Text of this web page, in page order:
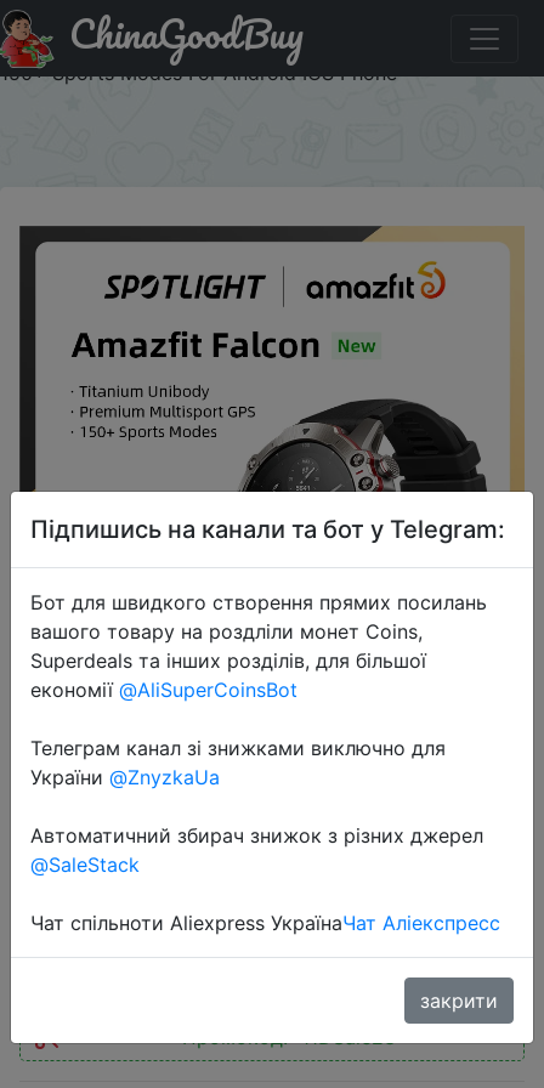
Код на знижку 11DSale23 [11.1 World Premiere] Amazfit
Falcon Smartwatch Premium Multisport GPS Smart Watch
150+ Sports Modes For Android IOS Phone
ChinaGoodBuy
[11.1 World Premiere] Amazfit Falcon
Smartwatch Premium Multisport
Modes For Android IOS Phone
$471.52
Промокод:"11DSale23"
Підпишись на канали та бот у Telegram:
Бот для швидкого створення прямих посилань
вашого товару на роздліли монет Coins,
Superdeals та інших розділів, для більшої
економії @AliSuperCoinsBot
Телеграм канал зі знижками виключно для
України @ZnyzkaUa
Автоматичний збирач знижок з різних джерел
@SaleStack
Чат спільноти Aliexpress УкраїнаЧат Аліекспресс
закрити